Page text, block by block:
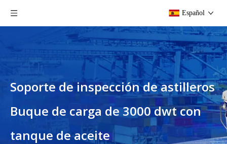
Español
Soporte de inspección de astilleros
Buque de carga de 3000 dwt con
tanque de aceite